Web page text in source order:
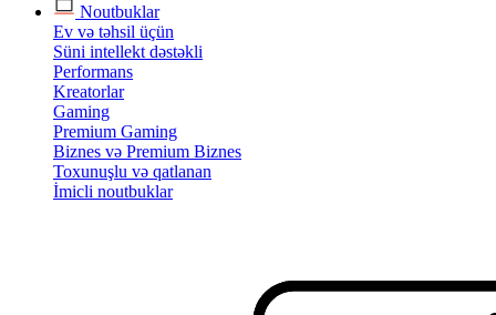
Noutbuklar
Ev və təhsil üçün
Süni intellekt dəstəkli
Performans
Kreatorlar
Gaming
Premium Gaming
Biznes və Premium Biznes
Toxunuşlu və qatlanan
İmicli noutbuklar